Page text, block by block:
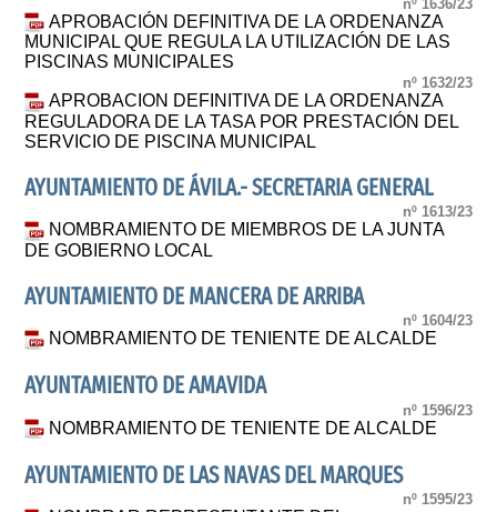
nº 1636/23
APROBACIÓN DEFINITIVA DE LA ORDENANZA
MUNICIPAL QUE REGULA LA UTILIZACIÓN DE LAS
PISCINAS MUNICIPALES
nº 1632/23
APROBACION DEFINITIVA DE LA ORDENANZA
REGULADORA DE LA TASA POR PRESTACIÓN DEL
SERVICIO DE PISCINA MUNICIPAL
AYUNTAMIENTO DE ÁVILA.- SECRETARIA GENERAL
nº 1613/23
NOMBRAMIENTO DE MIEMBROS DE LA JUNTA
DE GOBIERNO LOCAL
AYUNTAMIENTO DE MANCERA DE ARRIBA
nº 1604/23
NOMBRAMIENTO DE TENIENTE DE ALCALDE
AYUNTAMIENTO DE AMAVIDA
nº 1596/23
NOMBRAMIENTO DE TENIENTE DE ALCALDE
AYUNTAMIENTO DE LAS NAVAS DEL MARQUES
nº 1595/23